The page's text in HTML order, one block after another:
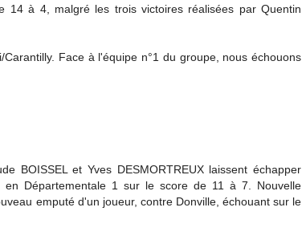
14 à 4, malgré les trois victoires réalisées par Quentin
Face à l'équipe n°1 du groupe, nous échouons
BOISSEL et Yves DESMORTREUX laissent échapper
en Départementale 1 sur le score de 11 à 7. Nouvelle
emputé d'un joueur, contre Donville, échouant sur le